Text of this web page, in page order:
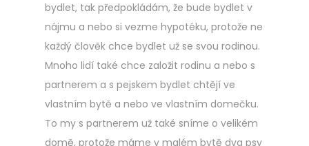
bydlet, tak předpokládám, že bude bydlet v
nájmu a nebo si vezme hypotéku, protože ne
každý člověk chce bydlet už se svou rodinou.
Mnoho lidí také chce založit rodinu a nebo s
partnerem a s pejskem bydlet chtějí ve
vlastním bytě a nebo ve vlastním domečku.
To my s partnerem už také sníme o velikém
domě, protože máme v malém bytě dva psy